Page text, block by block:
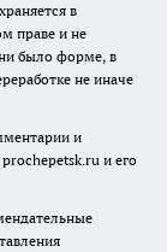
в
праве и не
было форме, в
не иначе
и
и его